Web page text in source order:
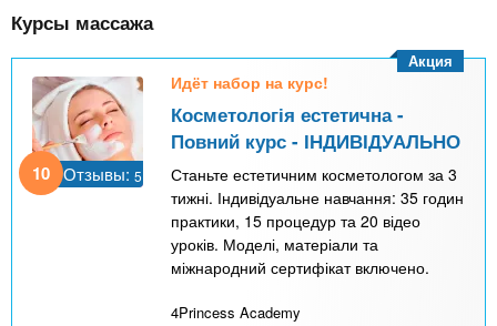
Курсы массажа
10 Отзывы: 5
Идёт набор на курс!
Косметологія естетична -
Повний курс - ІНДИВІДУАЛЬНО
Станьте естетичним косметологом за 3
тижні. Індивідуальне навчання: 35 годин
практики, 15 процедур та 20 відео
уроків. Моделі, матеріали та
міжнародний сертифікат включено.
4Princess Academy
Акция